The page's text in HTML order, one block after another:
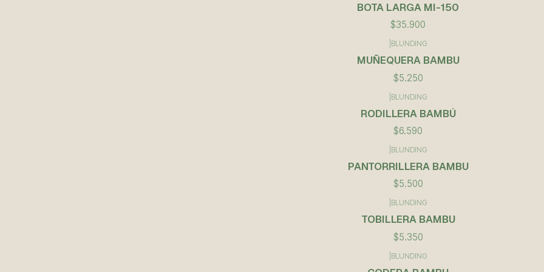
BOTA LARGA MI-150
$35.900
BLUNDING
MUÑEQUERA BAMBU
$5.250
BLUNDING
RODILLERA BAMBÚ
$6.590
BLUNDING
PANTORRILLERA BAMBU
$5.500
BLUNDING
TOBILLERA BAMBU
$5.350
BLUNDING